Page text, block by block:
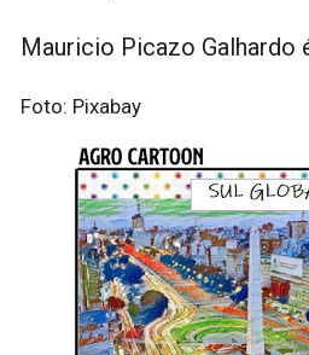
Mauricio Picazo Galhardo
Foto: Pixabay